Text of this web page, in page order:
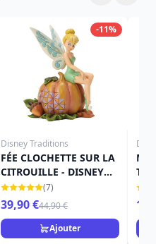
-11%
Disney Traditions
FÉE CLOCHETTE SUR LA
CITROUILLE - DISNEY
TRADITIONS
(7)
39,90 €44,90 €
Ajouter